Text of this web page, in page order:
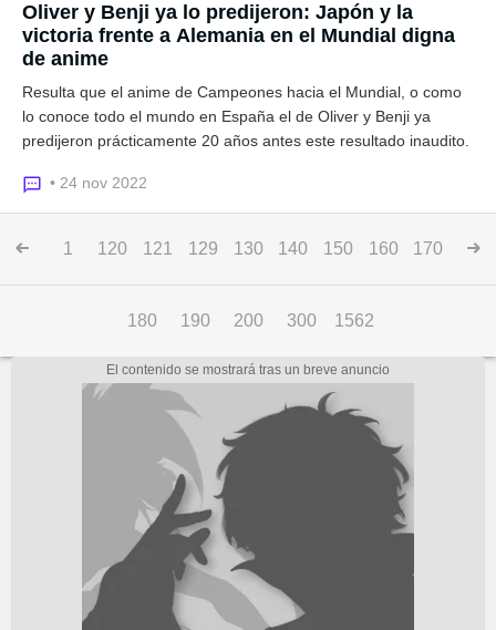
Oliver y Benji ya lo predijeron: Japón y la
victoria frente a Alemania en el Mundial digna
de anime
Resulta que el anime de Campeones hacia el Mundial, o como
lo conoce todo el mundo en España el de Oliver y Benji ya
predijeron prácticamente 20 años antes este resultado inaudito.
• 24 nov 2022
1 120 121 129 130 140 150 160 170
180 190 200 300 1562